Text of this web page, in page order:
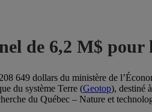
de 6,2 M$ pour
649 dollars du ministère de
du système Terre (Geotop), destiné
du Québec – Nature et